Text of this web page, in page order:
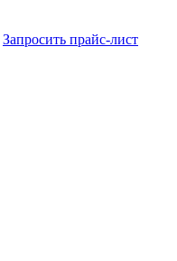
Запросить прайс-лист